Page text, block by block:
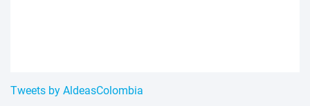
Tweets by AldeasColombia